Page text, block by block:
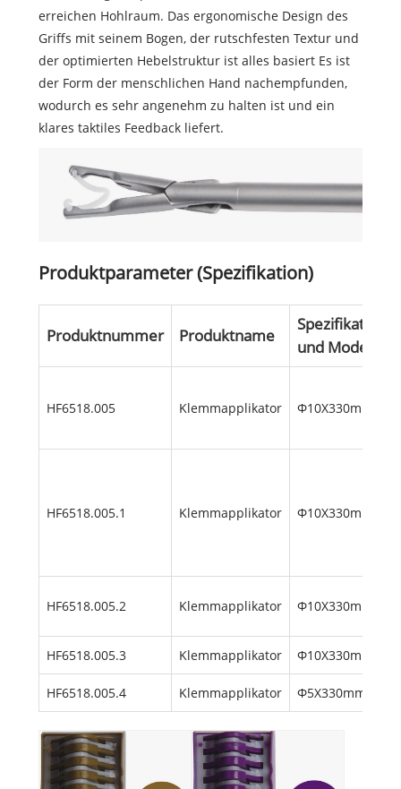
erreichen Hohlraum. Das ergonomische Design des
Griffs mit seinem Bogen, der rutschfesten Textur und
der optimierten Hebelstruktur ist alles basiert Es ist
der Form der menschlichen Hand nachempfunden,
wodurch es sehr angenehm zu halten ist und ein
klares taktiles Feedback liefert.
Produktparameter (Spezifikation)
Produktnummer Produktname
Spezifikation
und Modell
HF6518.005 Klemmapplikator Φ10X330mm
HF6518.005.1 Klemmapplikator Φ10X330mm
HF6518.005.2 Klemmapplikator Φ10X330mm
HF6518.005.3 Klemmapplikator Φ10X330mm
HF6518.005.4 Klemmapplikator Φ5X330mm